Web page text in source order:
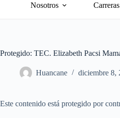
Nosotros
Protegido: TEC. Elizabeth Pacsi
Huancane diciembre 8,
Este contenido está protegido por